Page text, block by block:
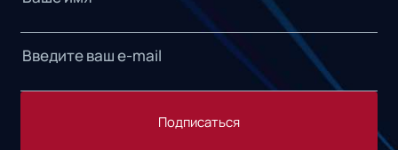
Подписаться